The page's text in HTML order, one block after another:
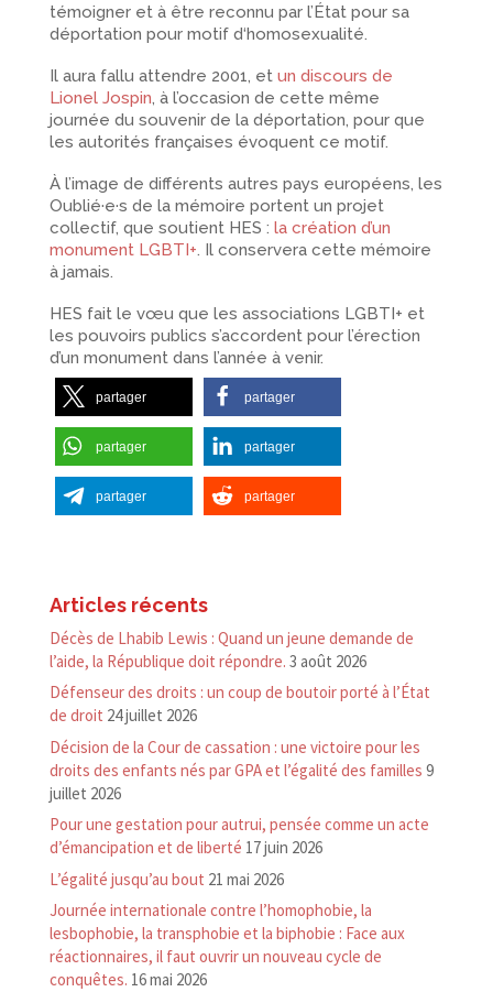
témoigner et à être reconnu par l’État pour sa
déportation pour motif d‘homosexualité.
Il aura fallu attendre 2001, et un discours de
Lionel Jospin, à l’occasion de cette même
journée du souvenir de la déportation, pour que
les autorités françaises évoquent ce motif.
À l’image de différents autres pays européens, les
Oublié·e·s de la mémoire portent un projet
collectif, que soutient HES : la création d’un
monument LGBTI+. Il conservera cette mémoire
à jamais.
HES fait le vœu que les associations LGBTI+ et
les pouvoirs publics s’accordent pour l’érection
d’un monument dans l’année à venir.
partager partager
partager partager
partager partager
Articles récents
Décès de Lhabib Lewis : Quand un jeune demande de
l’aide, la République doit répondre. 3 août 2026
Défenseur des droits : un coup de boutoir porté à l’État
de droit 24 juillet 2026
Décision de la Cour de cassation : une victoire pour les
droits des enfants nés par GPA et l’égalité des familles 9
juillet 2026
Pour une gestation pour autrui, pensée comme un acte
d’émancipation et de liberté 17 juin 2026
L’égalité jusqu’au bout 21 mai 2026
Journée internationale contre l’homophobie, la
lesbophobie, la transphobie et la biphobie : Face aux
réactionnaires, il faut ouvrir un nouveau cycle de
conquêtes. 16 mai 2026